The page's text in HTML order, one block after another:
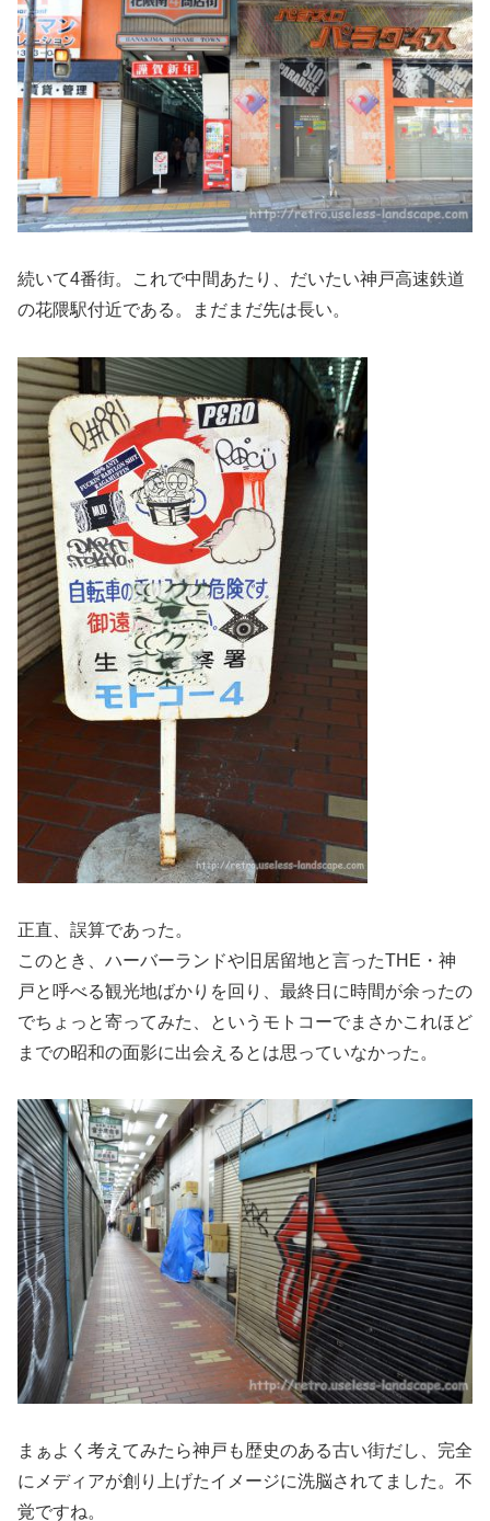
続いて4番街。これで中間あたり、だいたい神戸高速鉄道
の花隈駅付近である。まだまだ先は長い。
正直、誤算であった。
このとき、ハーバーランドや旧居留地と言ったTHE・神
戸と呼べる観光地ばかりを回り、最終日に時間が余ったの
でちょっと寄ってみた、というモトコーでまさかこれほど
までの昭和の面影に出会えるとは思っていなかった。
まぁよく考えてみたら神戸も歴史のある古い街だし、完全
にメディアが創り上げたイメージに洗脳されてました。不
覚ですね。